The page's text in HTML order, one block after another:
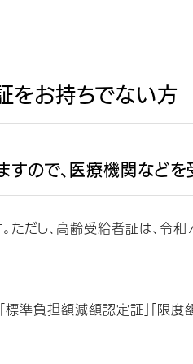
をお持ちでない方
すので、医療機関など
ただし、高齢受給者証は、令
標準負担額減額認定証」「限